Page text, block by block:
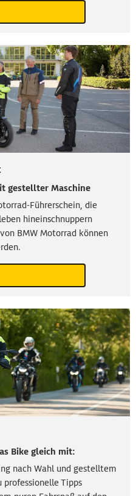
gestellter Maschine
Führerschein, die
hineinschnuppern
BMW Motorrad können
Bike gleich mit:
nach Wahl und gestelltem
Tipps